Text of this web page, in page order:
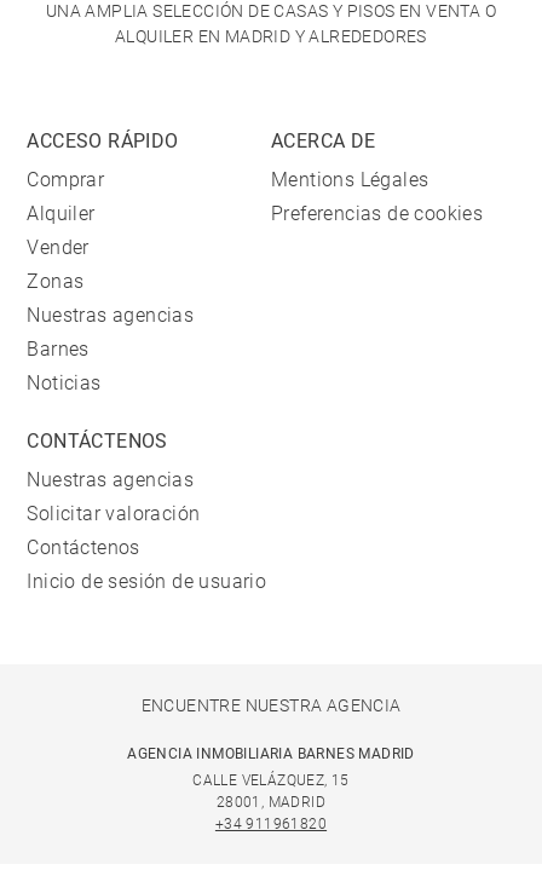
UNA AMPLIA SELECCIÓN DE CASAS Y PISOS EN VENTA O
ALQUILER EN MADRID Y ALREDEDORES
ACCESO RÁPIDO
Comprar
Alquiler
Vender
Zonas
Nuestras agencias
Barnes
Noticias
ACERCA DE
Mentions Légales
Preferencias de cookies
CONTÁCTENOS
Nuestras agencias
Solicitar valoración
Contáctenos
Inicio de sesión de usuario
ENCUENTRE NUESTRA AGENCIA
AGENCIA INMOBILIARIA BARNES MADRID
CALLE VELÁZQUEZ, 15
28001, MADRID
+34 911961820